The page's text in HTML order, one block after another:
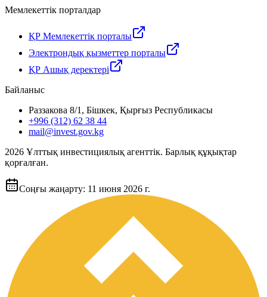
Мемлекеттік порталдар
ҚР Мемлекеттік порталы
Электрондық қызметтер порталы
ҚР Ашық деректері
Байланыс
Раззакова 8/1, Бішкек, Қырғыз Республикасы
+996 (312) 62 38 44
mail@invest.gov.kg
2026 Ұлттық инвестициялық агенттік. Барлық құқықтар
қорғалған.
Соңғы жаңарту: 11 июня 2026 г.